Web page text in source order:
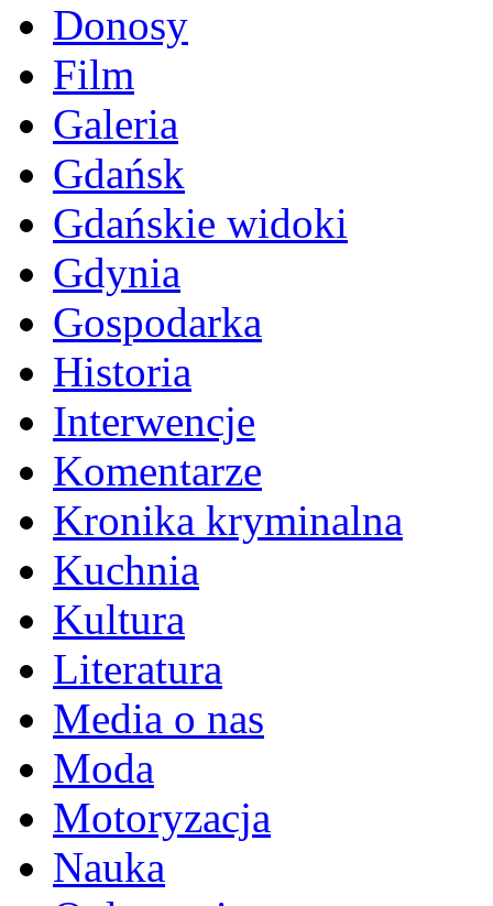
Donosy
Film
Galeria
Gdańsk
Gdańskie widoki
Gdynia
Gospodarka
Historia
Interwencje
Komentarze
Kronika kryminalna
Kuchnia
Kultura
Literatura
Media o nas
Moda
Motoryzacja
Nauka